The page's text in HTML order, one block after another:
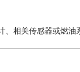
、相关传感器或燃油